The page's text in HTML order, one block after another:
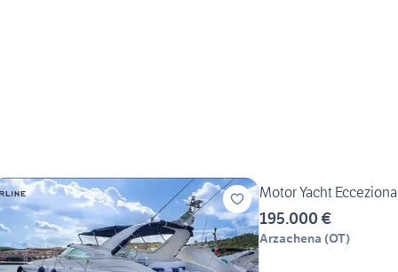
Motor Yacht
195.000 €
Arzachena (OT)